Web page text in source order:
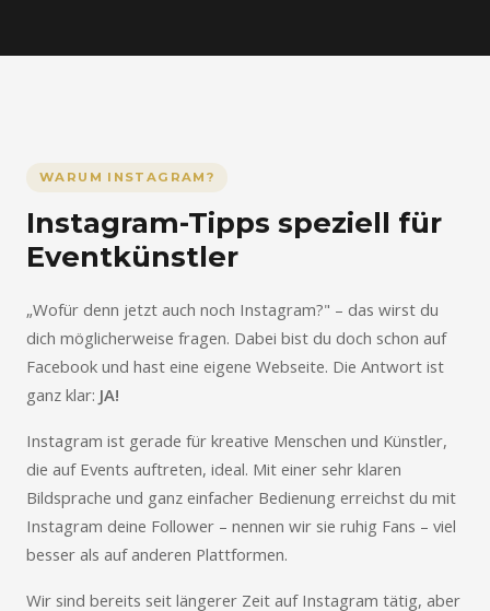
WARUM INSTAGRAM?
Instagram-Tipps speziell für
Eventkünstler
„Wofür denn jetzt auch noch Instagram?" – das wirst du
dich möglicherweise fragen. Dabei bist du doch schon auf
Facebook und hast eine eigene Webseite. Die Antwort ist
ganz klar: JA!
Instagram ist gerade für kreative Menschen und Künstler,
die auf Events auftreten, ideal. Mit einer sehr klaren
Bildsprache und ganz einfacher Bedienung erreichst du mit
Instagram deine Follower – nennen wir sie ruhig Fans – viel
besser als auf anderen Plattformen.
Wir sind bereits seit längerer Zeit auf Instagram tätig, aber